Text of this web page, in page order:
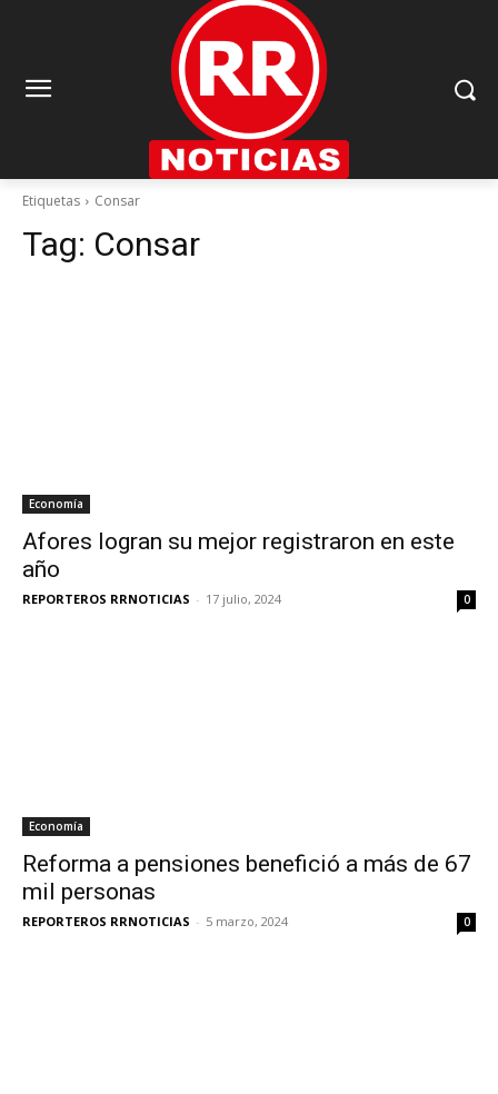
Etiquetas Consar
Tag: Consar
Economía
Afores logran su mejor registraron en este
año
REPORTEROS RRNOTICIAS - 17 julio, 2024 0
Economía
Reforma a pensiones benefició a más de 67
mil personas
REPORTEROS RRNOTICIAS - 5 marzo, 2024 0